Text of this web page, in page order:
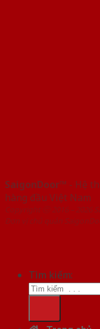
SaigonDoor™ - Hệ
hàng đầu Việt Nam
Copyright ⓒ 2016 – 2026
Đơn vị chủ quản
Tìm kiếm: